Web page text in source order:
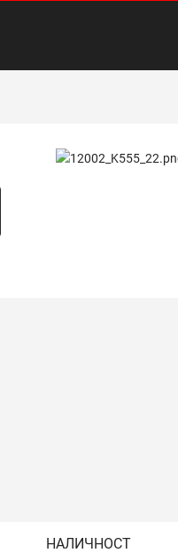
НАЛИЧНОСТ